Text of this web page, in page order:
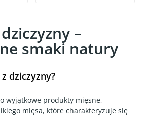
–
smaki natury
dziczyzny?
wyjątkowe produkty mięsne,
mięsa, które charakteryzuje się